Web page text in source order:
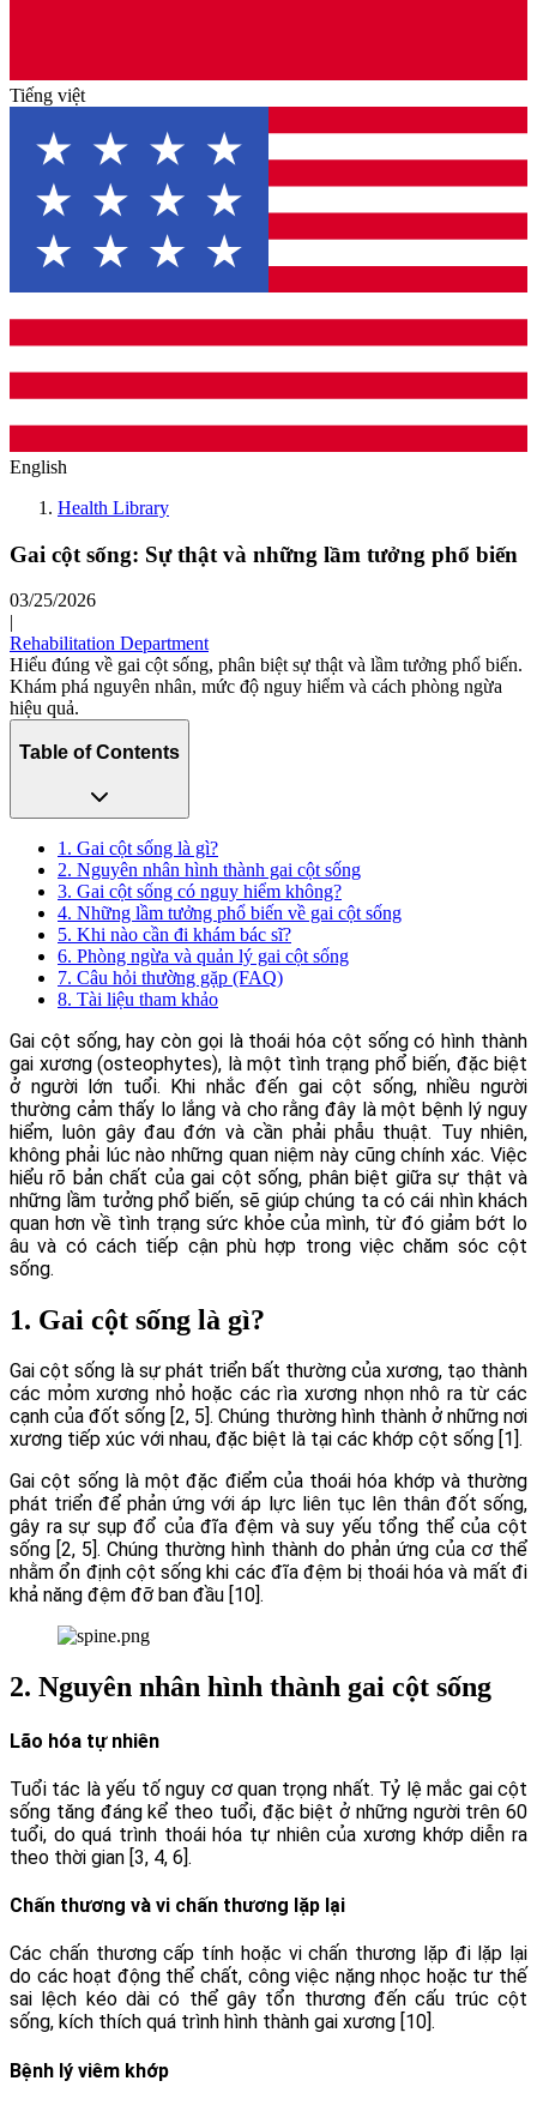
Tiếng việt
English
Health Library
Gai cột sống: Sự thật và những lầm tưởng phổ biến
03/25/2026
|
Rehabilitation Department
Hiểu đúng về gai cột sống, phân biệt sự thật và lầm tưởng phổ biến.
Khám phá nguyên nhân, mức độ nguy hiểm và cách phòng ngừa
hiệu quả.
Table of Contents
1. Gai cột sống là gì?
2. Nguyên nhân hình thành gai cột sống
3. Gai cột sống có nguy hiểm không?
4. Những lầm tưởng phổ biến về gai cột sống
5. Khi nào cần đi khám bác sĩ?
6. Phòng ngừa và quản lý gai cột sống
7. Câu hỏi thường gặp (FAQ)
8. Tài liệu tham khảo
Gai cột sống, hay còn gọi là thoái hóa cột sống có hình thành
gai xương (osteophytes), là một tình trạng phổ biến, đặc biệt
ở người lớn tuổi. Khi nhắc đến gai cột sống, nhiều người
thường cảm thấy lo lắng và cho rằng đây là một bệnh lý nguy
hiểm, luôn gây đau đớn và cần phải phẫu thuật. Tuy nhiên,
không phải lúc nào những quan niệm này cũng chính xác. Việc
hiểu rõ bản chất của gai cột sống, phân biệt giữa sự thật và
những lầm tưởng phổ biến, sẽ giúp chúng ta có cái nhìn khách
quan hơn về tình trạng sức khỏe của mình, từ đó giảm bớt lo
âu và có cách tiếp cận phù hợp trong việc chăm sóc cột
sống.
1. Gai cột sống là gì?
Gai cột sống là sự phát triển bất thường của xương, tạo thành
các mỏm xương nhỏ hoặc các rìa xương nhọn nhô ra từ các
cạnh của đốt sống [2, 5]. Chúng thường hình thành ở những nơi
xương tiếp xúc với nhau, đặc biệt là tại các khớp cột sống [1].
Gai cột sống là một đặc điểm của thoái hóa khớp và thường
phát triển để phản ứng với áp lực liên tục lên thân đốt sống,
gây ra sự sụp đổ của đĩa đệm và suy yếu tổng thể của cột
sống [2, 5]. Chúng thường hình thành do phản ứng của cơ thể
nhằm ổn định cột sống khi các đĩa đệm bị thoái hóa và mất đi
khả năng đệm đỡ ban đầu [10].
2. Nguyên nhân hình thành gai cột sống
Lão hóa tự nhiên
Tuổi tác là yếu tố nguy cơ quan trọng nhất. Tỷ lệ mắc gai cột
sống tăng đáng kể theo tuổi, đặc biệt ở những người trên 60
tuổi, do quá trình thoái hóa tự nhiên của xương khớp diễn ra
theo thời gian [3, 4, 6].
Chấn thương và vi chấn thương lặp lại
Các chấn thương cấp tính hoặc vi chấn thương lặp đi lặp lại
do các hoạt động thể chất, công việc nặng nhọc hoặc tư thế
sai lệch kéo dài có thể gây tổn thương đến cấu trúc cột
sống, kích thích quá trình hình thành gai xương [10].
Bệnh lý viêm khớp